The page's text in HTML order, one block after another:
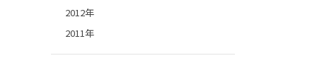
2012年
2011年